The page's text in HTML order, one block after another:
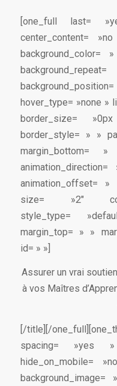
[one_full last=
center_content=
background_color=
hover_type= »none »
border_size=
border_style= » »
margin_bottom=
animation_offset=
size= »2″
style_type=
margin_top= » »
id= » »]
Assurer un vrai
à vos Maîtres
[/title][/
spacing= »yes
hide_on_mobile=
background_image=